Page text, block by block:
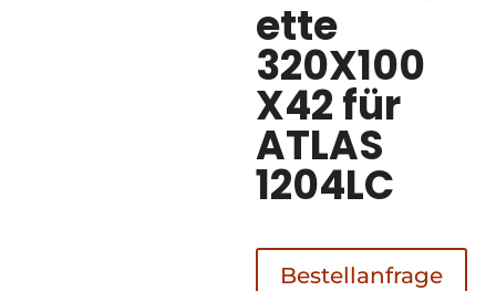
ette
320X100
X42 für
ATLAS
1204LC
Bestellanfrage